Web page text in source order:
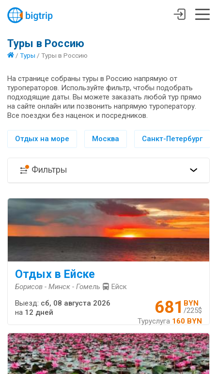
Туры в Россию
/ Туры / Туры в Россию
На странице собраны туры в Россию напрямую от
туроператоров. Используйте фильтр, чтобы подобрать
подходящие даты. Вы можете заказать любой тур прямо
на сайте онлайн или позвонить напрямую туроператору.
Все поездки без наценок и посредников.
Отдых на море Москва Санкт-Петербург
Фильтры
Отдых в Ейске
Борисов - Минск - Гомель Ейск
681 BYN
/225$
Туруслуга 160 BYN
Выезд: сб, 08 августа 2026
на 12 дней